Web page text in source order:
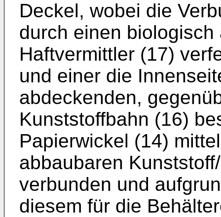
Deckel, wobei die
durch einen
Haftvermittler (17)
und einer die
abdeckenden,
Kunststoffbahn (16)
Papierwickel (14)
abbaubaren
verbunden und
diesem für die